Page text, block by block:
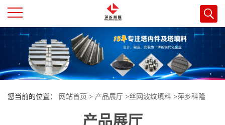
公
司
您当前的位置： 网站首页 > 产品展厅 >丝网波纹填料 >萍乡科隆
304/316L材质CY700 型丝网波纹应用硝基甲苯精密精馏项目
产品展厅